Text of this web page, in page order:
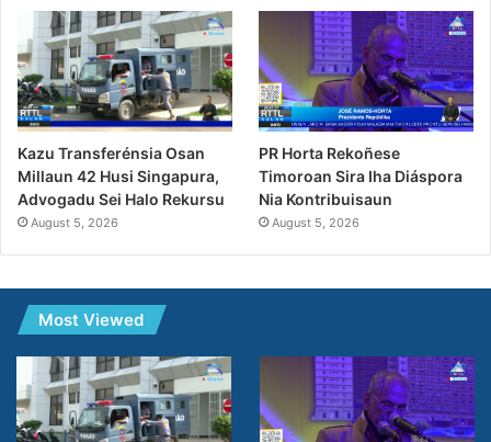
Kazu Transferénsia Osan
Millaun 42 Husi Singapura,
Advogadu Sei Halo Rekursu
August 5, 2026
PR Horta Rekoñese
Timoroan Sira Iha Diáspora
Nia Kontribuisaun
August 5, 2026
Most Viewed